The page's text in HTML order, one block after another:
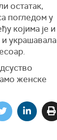
остатак,
погледом у
којима је и
и украшавала
женске